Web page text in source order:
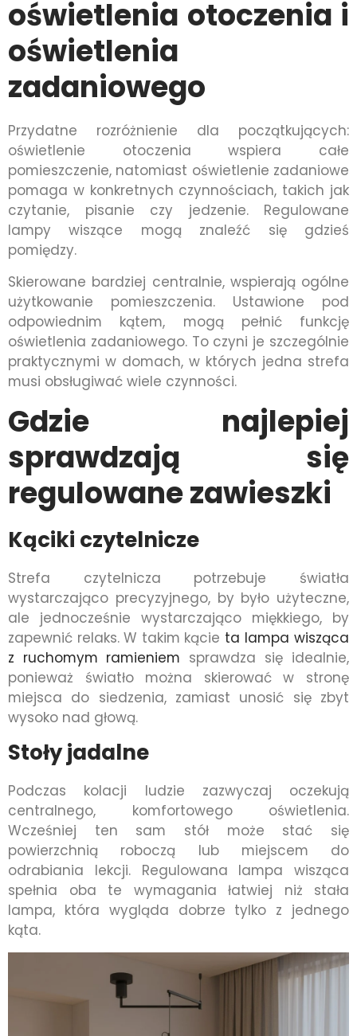
oświetlenia otoczenia i
oświetlenia
zadaniowego
Przydatne rozróżnienie dla początkujących:
oświetlenie otoczenia wspiera całe
pomieszczenie, natomiast oświetlenie zadaniowe
pomaga w konkretnych czynnościach, takich jak
czytanie, pisanie czy jedzenie. Regulowane
lampy wiszące mogą znaleźć się gdzieś
pomiędzy.
Skierowane bardziej centralnie, wspierają ogólne
użytkowanie pomieszczenia. Ustawione pod
odpowiednim kątem, mogą pełnić funkcję
oświetlenia zadaniowego. To czyni je szczególnie
praktycznymi w domach, w których jedna strefa
musi obsługiwać wiele czynności.
Gdzie najlepiej
sprawdzają się
regulowane zawieszki
Kąciki czytelnicze
Strefa czytelnicza potrzebuje światła
wystarczająco precyzyjnego, by było użyteczne,
ale jednocześnie wystarczająco miękkiego, by
zapewnić relaks. W takim kącie ta lampa wisząca
z ruchomym ramieniem sprawdza się idealnie,
ponieważ światło można skierować w stronę
miejsca do siedzenia, zamiast unosić się zbyt
wysoko nad głową.
Stoły jadalne
Podczas kolacji ludzie zazwyczaj oczekują
centralnego, komfortowego oświetlenia.
Wcześniej ten sam stół może stać się
powierzchnią roboczą lub miejscem do
odrabiania lekcji. Regulowana lampa wisząca
spełnia oba te wymagania łatwiej niż stała
lampa, która wygląda dobrze tylko z jednego
kąta.